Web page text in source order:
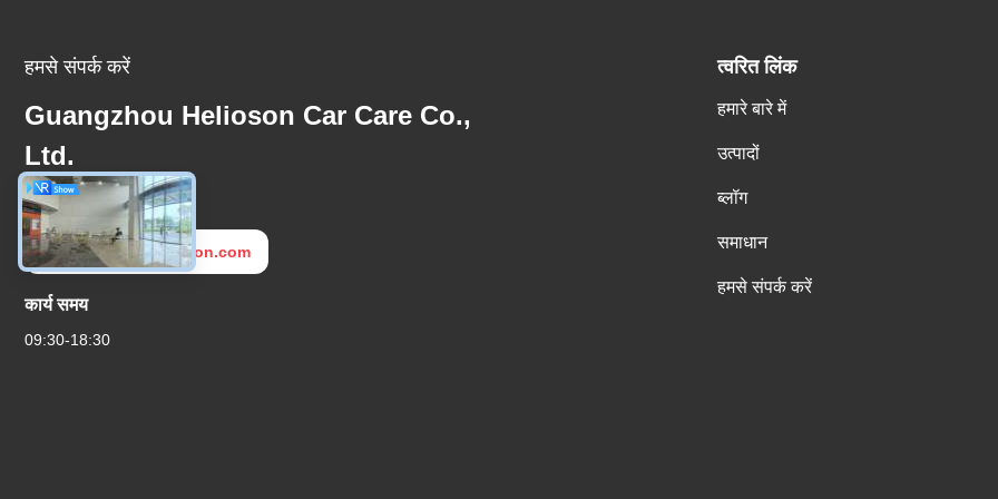
हमसे संपर्क करें
Guangzhou Helioson Car Care Co.,
Ltd.
ईमेल
export3@helioson.com
कार्य समय
09:30-18:30
त्वरित लिंक
हमारे बारे में
उत्पादों
ब्लॉग
समाधान
हमसे संपर्क करें